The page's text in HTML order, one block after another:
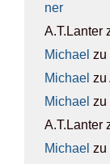
ner
A.T.Lanter
Michael zu
Michael zu
Michael zu
A.T.Lanter
Michael zu